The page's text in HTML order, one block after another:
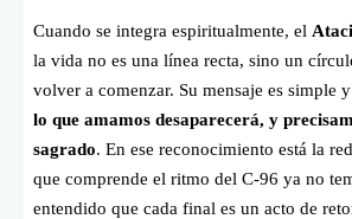
Cuando se integra espiritualmente, el
la vida no es una línea recta, sino un
volver a comenzar. Su mensaje es simple
lo que amamos desaparecerá, y
sagrado. En ese reconocimiento está la
que comprende el ritmo del C-96 ya no
entendido que cada final es un acto de